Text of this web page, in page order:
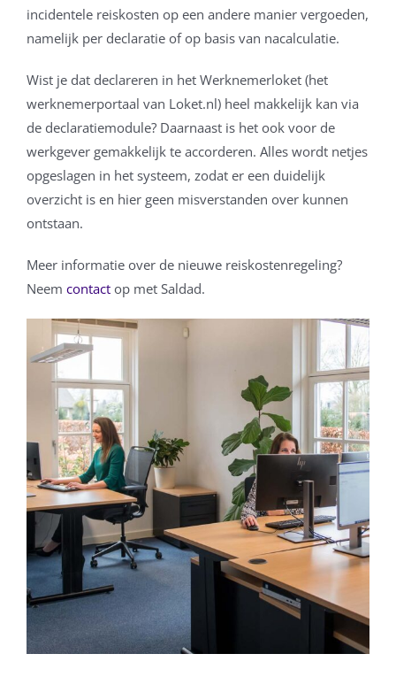
incidentele reiskosten op een andere manier vergoeden,
namelijk per declaratie of op basis van nacalculatie.
Wist je dat declareren in het Werknemerloket (het
werknemerportaal van Loket.nl) heel makkelijk kan via
de declaratiemodule? Daarnaast is het ook voor de
werkgever gemakkelijk te accorderen. Alles wordt netjes
opgeslagen in het systeem, zodat er een duidelijk
overzicht is en hier geen misverstanden over kunnen
ontstaan.
Meer informatie over de nieuwe reiskostenregeling?
Neem contactop met Saldad.